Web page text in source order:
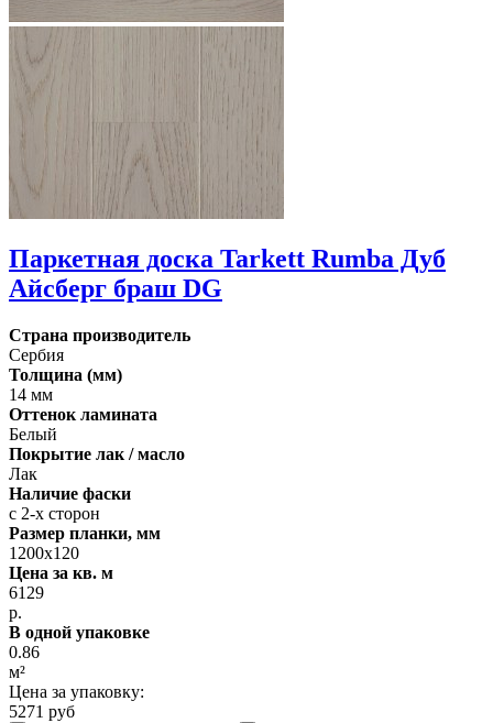
Паркетная доска Tarkett Rumba Дуб
Айсберг браш DG
Страна производитель
Сербия
Толщина (мм)
14 мм
Оттенок ламината
Белый
Покрытие лак / масло
Лак
Наличие фаски
с 2-х сторон
Размер планки, мм
1200х120
Цена за кв. м
6129
р.
В одной упаковке
0.86
м²
Цена за упаковку:
5271 руб